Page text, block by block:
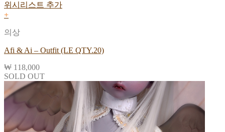
위시리스트 추가
+
의상
Afi & Ai – Outfit (LE QTY.20)
₩ 118,000
SOLD OUT